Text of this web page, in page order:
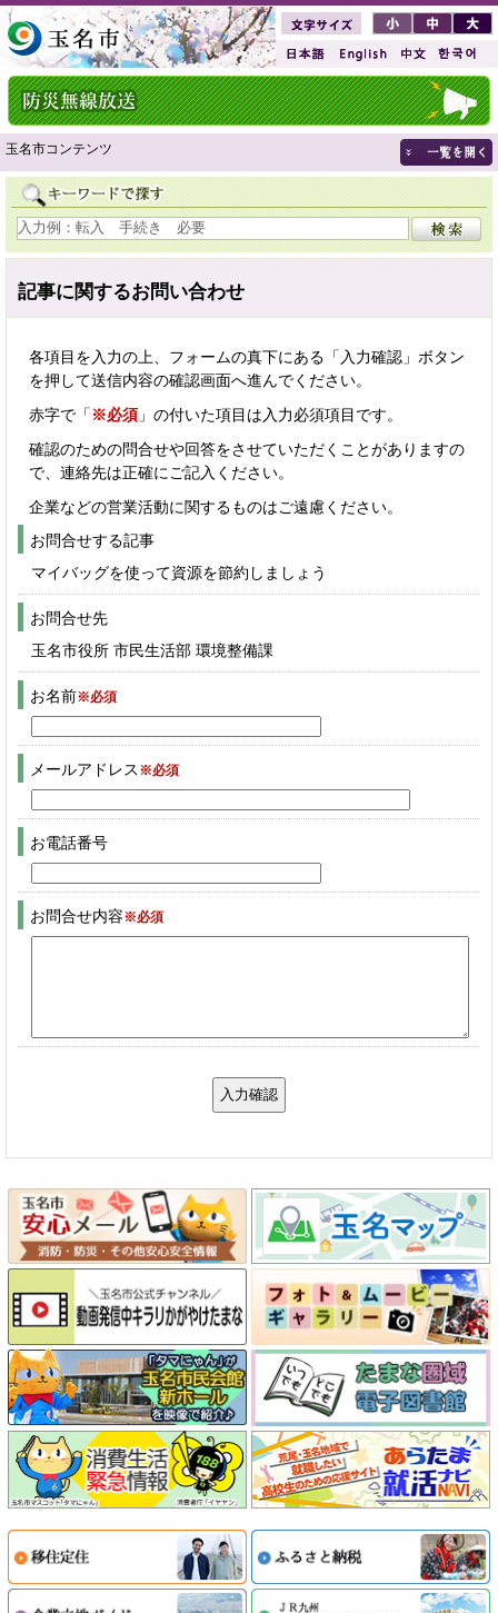
玉名市コンテンツ
記事に関するお問い合わせ
各項目を入力の上、フォームの真下にある「入力確認」ボタン
を押して送信内容の確認画面へ進んでください。
赤字で「 ※必須 」の付いた項目は入力必須項目です。
確認のための問合せや回答をさせていただくことがありますの
で、連絡先は正確にご記入ください。
企業などの営業活動に関するものはご遠慮ください。
お問合せする記事
マイバッグを使って資源を節約しましょう
お問合せ先
玉名市役所 市民生活部 環境整備課
お名前※必須
メールアドレス ※必須
お電話番号
お問合せ内容※必須